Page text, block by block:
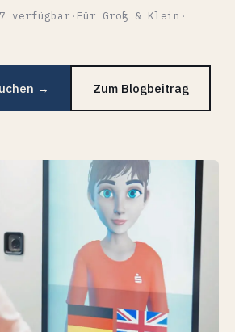
verfügbar · Für Groß & Klein ·
→ Zum Blogbeitrag